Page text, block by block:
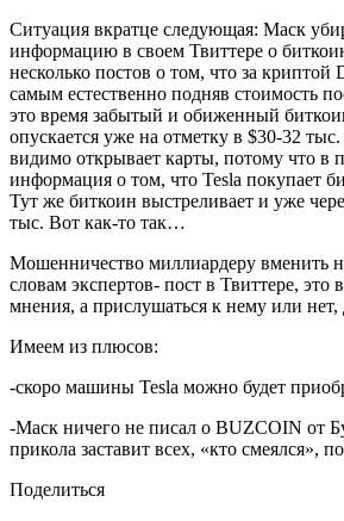
Ситуация вкратце следующая: Маск
информацию в своем Твиттере о
несколько постов о том, что за криптой
самым естественно подняв стоимость
это время забытый и обиженный
опускается уже на отметку в $30-32
видимо открывает карты, потому что в
информация о том, что Tesla покупает
Тут же биткоин выстреливает и уже
тыс. Вот как-то так…
Мошенничество миллиардеру вменить
словам экспертов- пост в Твиттере,
мнения, а прислушаться к нему или
Имеем из плюсов:
-скоро машины Tesla можно будет
-Маск ничего не писал о BUZCOIN от
прикола заставит всех, «кто смеялся»,
Поделиться